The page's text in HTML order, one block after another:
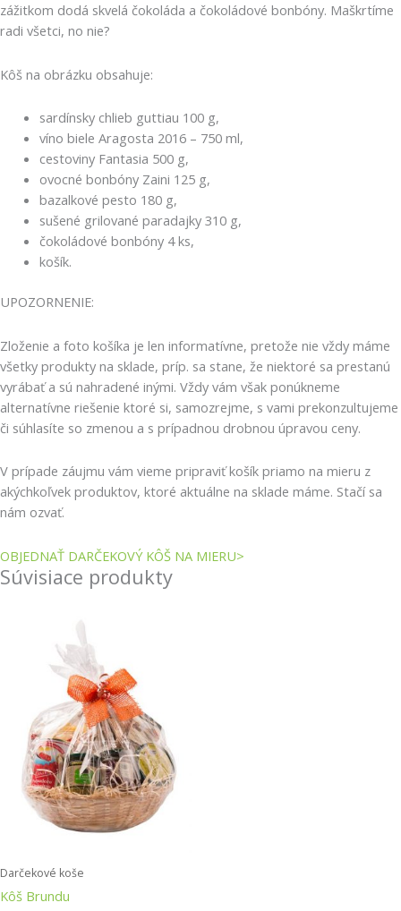
zážitkom dodá skvelá čokoláda a čokoládové bonbóny. Maškrtíme
radi všetci, no nie?
Kôš na obrázku obsahuje:
sardínsky chlieb guttiau 100 g,
víno biele Aragosta 2016 – 750 ml,
cestoviny Fantasia 500 g,
ovocné bonbóny Zaini 125 g,
bazalkové pesto 180 g,
sušené grilované paradajky 310 g,
čokoládové bonbóny 4 ks,
košík.
UPOZORNENIE:
Zloženie a foto košíka je len informatívne, pretože nie vždy máme
všetky produkty na sklade, príp. sa stane, že niektoré sa prestanú
vyrábať a sú nahradené inými. Vždy vám však ponúkneme
alternatívne riešenie ktoré si, samozrejme, s vami prekonzultujeme
či súhlasíte so zmenou a s prípadnou drobnou úpravou ceny.
V prípade záujmu vám vieme pripraviť košík priamo na mieru z
akýchkoľvek produktov, ktoré aktuálne na sklade máme. Stačí sa
nám ozvať.
OBJEDNAŤ DARČEKOVÝ KÔŠ NA MIERU>
Súvisiace produkty
Darčekové koše
Kôš Brundu